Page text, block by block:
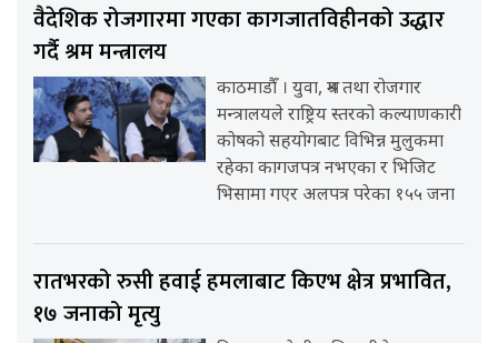
वैदेशिक रोजगारमा गएका कागजातविहीनको उद्धार
गर्दै श्रम मन्त्रालय
काठमाडौँ । युवा, श्रम तथा रोजगार
मन्त्रालयले राष्ट्रिय स्तरको कल्याणकारी
कोषको सहयोगबाट विभिन्न मुलुकमा
रहेका कागजपत्र नभएका र भिजिट
भिसामा गएर अलपत्र परेका १५५ जना
रातभरको रुसी हवाई हमलाबाट किएभ क्षेत्र प्रभावित,
१७ जनाको मृत्यु